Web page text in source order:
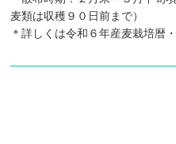
麦類は収穫９０日前まで）
＊詳しくは令和６年産麦栽培暦